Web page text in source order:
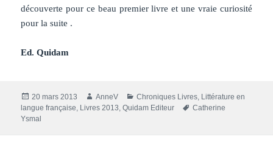
découverte pour ce beau premier livre et une vraie curiosité
pour la suite .
Ed. Quidam
Publié
le
20 mars 2013 Auteur
AnneV Catégories
Chroniques Livres, Littérature en
langue française, Livres 2013,Quidam Editeur
Mots-
Catherine
Ysmal